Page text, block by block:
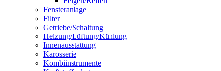
Fensteranlage
Filter
Getriebe/Schaltung
Heizung/Lüftung/Kühlung
Innenausstattung
Karosserie
Kombiinstrumente